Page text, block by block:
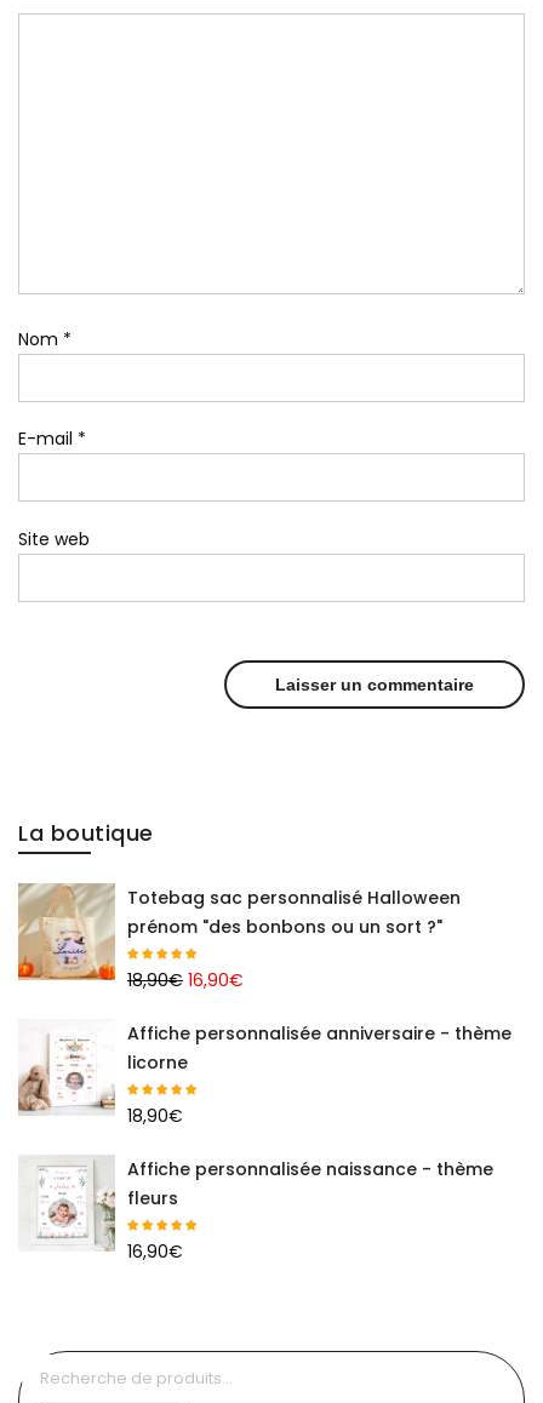
Nom *
E-mail *
Site web
La boutique
Totebag sac personnalisé Halloween
prénom "des bonbons ou un sort ?"
18,90€ Le
initial
était :
18,90€.
16,90€
actuel
Affiche personnalisée anniversaire - thème
licorne
18,90€
Affiche personnalisée naissance - thème
fleurs
16,90€